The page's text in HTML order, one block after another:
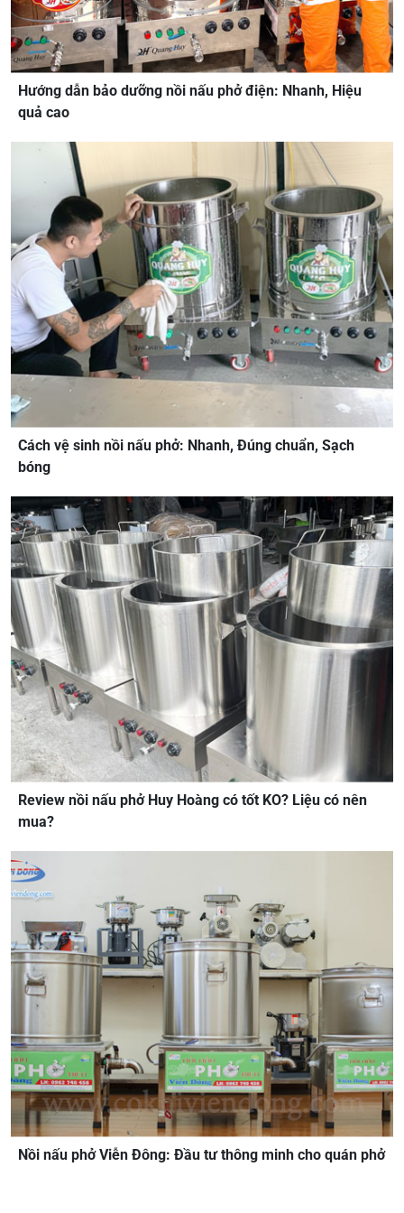
Hướng dẫn bảo dưỡng nồi nấu phở điện: Nhanh, Hiệu
quả cao
Cách vệ sinh nồi nấu phở: Nhanh, Đúng chuẩn, Sạch
bóng
Review nồi nấu phở Huy Hoàng có tốt KO? Liệu có nên
mua?
Nồi nấu phở Viễn Đông: Đầu tư thông minh cho quán phở